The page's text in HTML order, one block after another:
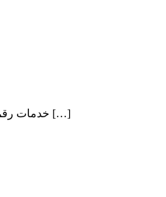
تقدم MoreKeys عبر mmk.morekeys.net خدمات رقمية متكاملة تلبي احتياجات الشركات والمؤسسات الراغبة في تطوير أعمالها عبر الإنترنت. تشمل خدماتها تصميم […]